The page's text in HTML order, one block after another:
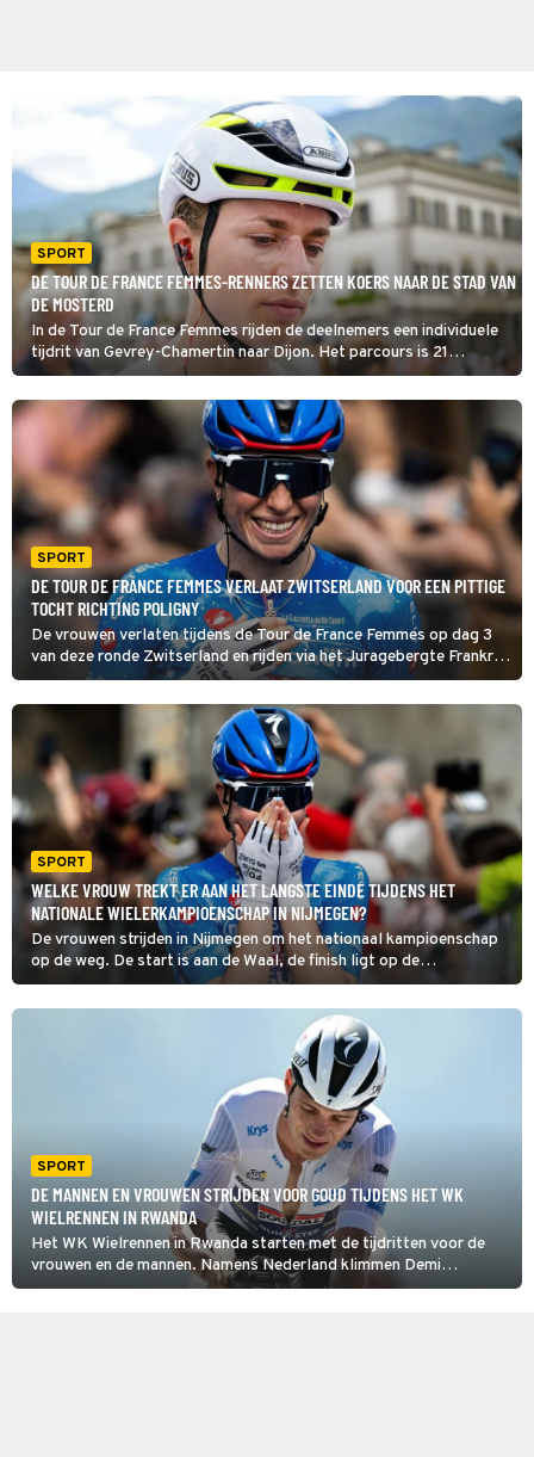
SPORT
DE TOUR DE FRANCE FEMMES-RENNERS ZETTEN KOERS NAAR DE STAD VAN
DE MOSTERD
In de Tour de France Femmes rijden de deelnemers een individuele
tijdrit van Gevrey-Chamertin naar Dijon. Het parcours is 21
kilometer lang en halverwege moeten ze over een heuvel heen.
Demi Vollering won in 2024 de laatste Tour-tijdrit, in Rotterdam.
SPORT
DE TOUR DE FRANCE FEMMES VERLAAT ZWITSERLAND VOOR EEN PITTIGE
TOCHT RICHTING POLIGNY
De vrouwen verlaten tijdens de Tour de France Femmes op dag 3
van deze ronde Zwitserland en rijden via het Juragebergte Frankrijk
in, waarna de finishlijn na 157 veelal heuvelachtige kilometers is
getrokken in Poligny, de hoofdstad van de comtékaas.
SPORT
WELKE VROUW TREKT ER AAN HET LANGSTE EINDE TIJDENS HET
NATIONALE WIELERKAMPIOENSCHAP IN NIJMEGEN?
De vrouwen strijden in Nijmegen om het nationaal kampioenschap
op de weg. De start is aan de Waal, de finish ligt op de
Kwakkenberg. Op het bijna 118 kilometer lange parcours gaat het
voortdurend op en af.
SPORT
DE MANNEN EN VROUWEN STRIJDEN VOOR GOUD TIJDENS HET WK
WIELRENNEN IN RWANDA
Het WK Wielrennen in Rwanda starten met de tijdritten voor de
vrouwen en de mannen. Namens Nederland klimmen Demi
Vollering, voormalig wereldkampioen Anna van der Breggen en